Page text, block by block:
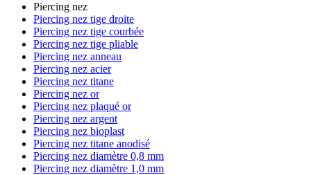
Piercing nez
Piercing nez tige droite
Piercing nez tige courbée
Piercing nez tige pliable
Piercing nez anneau
Piercing nez acier
Piercing nez titane
Piercing nez or
Piercing nez plaqué or
Piercing nez argent
Piercing nez bioplast
Piercing nez titane anodisé
Piercing nez diamètre 0,8 mm
Piercing nez diamètre 1,0 mm